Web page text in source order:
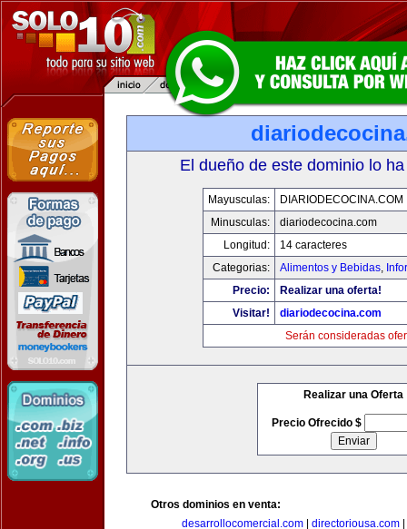
El dueño de este dominio lo
Mayusculas:
DIARIODECOCINA.COM
Minusculas:
diariodecocina.com
Longitud:
14 caracteres
Categorias:
Alimentos y Bebidas,
Precio:
Realizar una oferta!
Visitar!
diariodecocina.com
Serán consideradas
Realizar una Oferta
Precio Ofrecido $
Otros dominios en venta:
desarrollocomercial.com
directoriousa.com